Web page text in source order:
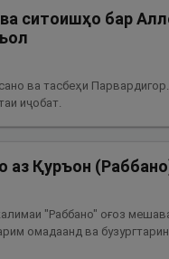
ситоишҳо бар
ва тасбеҳи
иҷобат.
аз Қуръон
"Раббано" оғоз
омадаанд ва